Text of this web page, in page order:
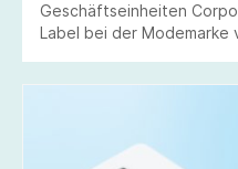
Geschäftseinheiten
Label bei der Modemarke